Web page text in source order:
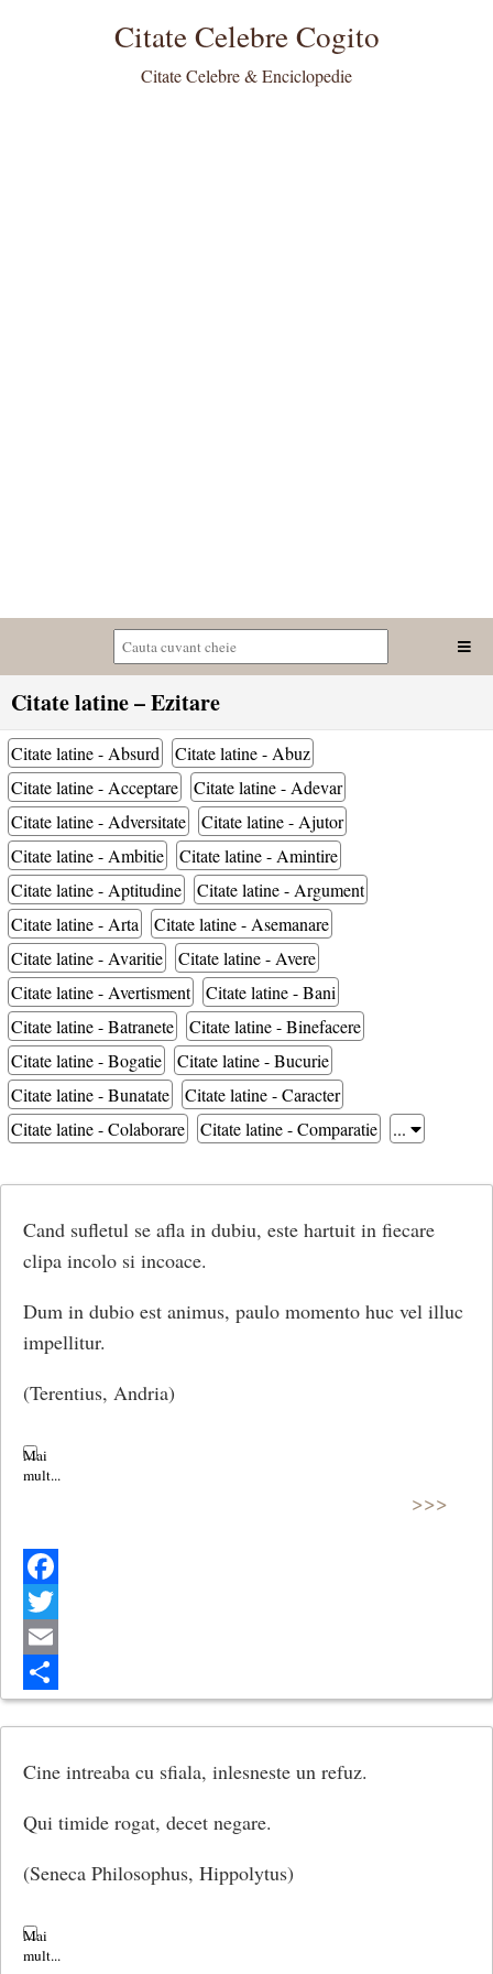
Citate Celebre Cogito
Citate Celebre & Enciclopedie
Citate latine – Ezitare
Citate latine - Absurd
Citate latine - Abuz
Citate latine - Acceptare
Citate latine - Adevar
Citate latine - Adversitate
Citate latine - Ajutor
Citate latine - Ambitie
Citate latine - Amintire
Citate latine - Aptitudine
Citate latine - Argument
Citate latine - Arta
Citate latine - Asemanare
Citate latine - Avaritie
Citate latine - Avere
Citate latine - Avertisment
Citate latine - Bani
Citate latine - Batranete
Citate latine - Binefacere
Citate latine - Bogatie
Citate latine - Bucurie
Citate latine - Bunatate
Citate latine - Caracter
Citate latine - Colaborare
Citate latine - Comparatie ...
Cand sufletul se afla in dubiu, este hartuit in fiecare
clipa incolo si incoace.
Dum in dubio est animus, paulo momento huc vel illuc
impellitur.
(Terentius, Andria)
>>>
Facebook
Twitter
Email
Share
Cine intreaba cu sfiala, inlesneste un refuz.
Qui timide rogat, decet negare.
(Seneca Philosophus, Hippolytus)